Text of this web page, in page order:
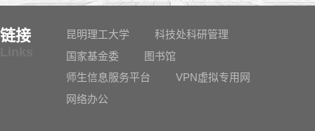
链接 昆明理工大学
科技处科研管理
国家基金委
图书馆
师生信息服务平台
VPN虚拟专用网
网络办公